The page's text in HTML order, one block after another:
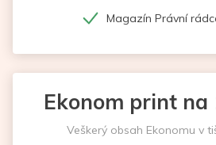
Magazín Právní
Ekonom print na
Veškerý obsah Ekonomu v